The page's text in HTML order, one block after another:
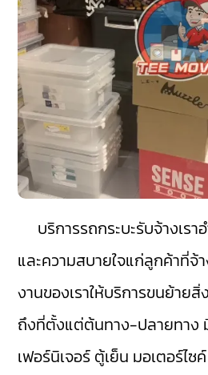
บริการรถกระบะรับจ้างเรา
และความสบายใจแก่ลูกค้าที่จ้
งานของเราให้บริการขนย้ายสิ่
ถึงที่ตั้งแต่ต้นทาง-ปลายทาง
เฟอร์นิเจอร์ ตู้เย็น มอเตอร์ไซ